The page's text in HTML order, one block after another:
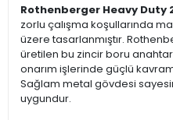
Rothenberger Heavy Duty
zorlu çalışma koşullarında
üzere tasarlanmıştır.
üretilen bu zincir boru
onarım işlerinde güçlü
Sağlam metal gövdesi
uygundur.